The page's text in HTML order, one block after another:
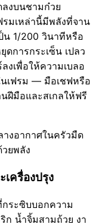
งบนชามก๋วย
รมเหล่านี้มีพลังที่จาน
น 1/200 วินาทีหรือ
ดการกระเซ็น เปลว
งเพื่อให้ความเบลอ
เฟรม — มือเชฟหรือ
ฝีมือและสเกลให้ฟรี
งอากาศในครัวมืด
ยพลัง
ครื่องปรุง
กระซิบบอกความ
ก น้ำจิ้มสามถ้วย งา